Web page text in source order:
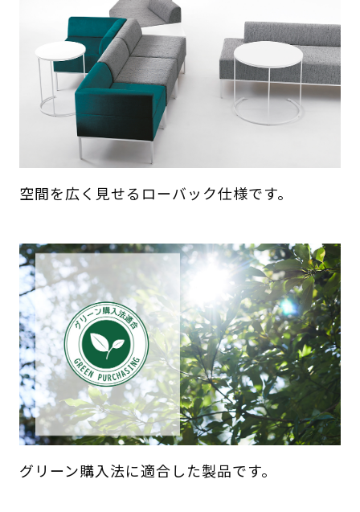
空間を広く見せるローバック仕様です。
グリーン購入法に適合した製品です。